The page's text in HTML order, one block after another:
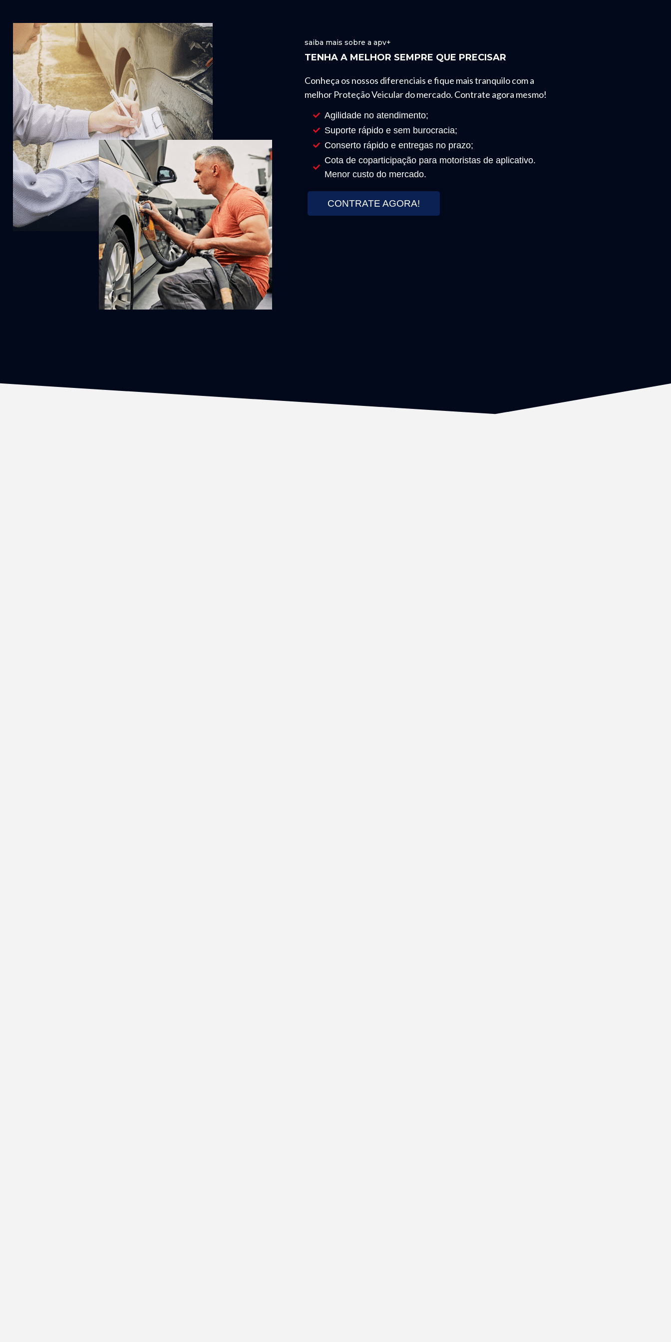
saiba mais sobre a apv+
TENHA A MELHOR SEMPRE QUE PRECISAR
Conheça os nossos diferenciais e fique mais tranquilo com a
melhor Proteção Veicular do mercado. Contrate agora mesmo!
Agilidade no atendimento;
Suporte rápido e sem burocracia;
Conserto rápido e entregas no prazo;
Cota de coparticipação para motoristas de aplicativo.
Menor custo do mercado.
CONTRATE AGORA!